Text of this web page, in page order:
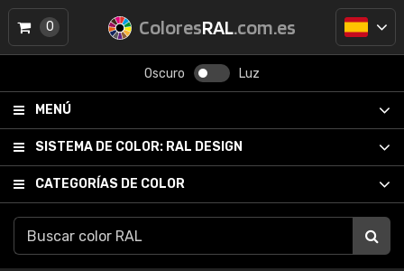
ColoresRAL.com.es
Oscuro Luz
MENÚ
SISTEMA DE COLOR: RAL DESIGN
CATEGORÍAS DE COLOR
0